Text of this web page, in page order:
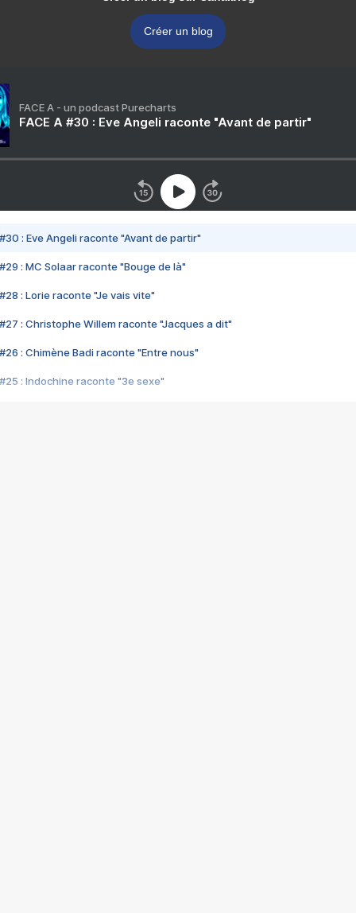
Créer un blog
FACE A - un podcast Purecharts
FACE A #30 : Eve Angeli raconte "Avant de partir"
#30 : Eve Angeli raconte "Avant de partir"
#29 : MC Solaar raconte "Bouge de là"
#28 : Lorie raconte "Je vais vite"
#27 : Christophe Willem raconte "Jacques a dit"
#26 : Chimène Badi raconte "Entre nous"
#25 : Indochine raconte "3e sexe"